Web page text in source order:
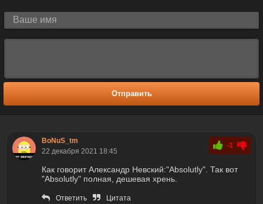
Отправить
BoNuS_tm
22 декабря 2021 18:45
-1
Как говорит Александр Невский:"Absolutly". Так вот
"Absolutly" полная, дешевая хрень.
Ответить Цитата